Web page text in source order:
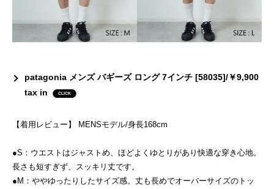
patagonia メンズ バギーズ ロング 7インチ [58035]/￥9,900
tax in
【着用レビュー】 MENSモデル/身長168cm
●S：ウエストはジャストめ、ほどよくゆとりがあり快適な穿き心地。
長さも短すぎず、スッキリ丈です。
●M：ややゆったりしたサイズ感。丈も長めでオーバーサイズのトッ